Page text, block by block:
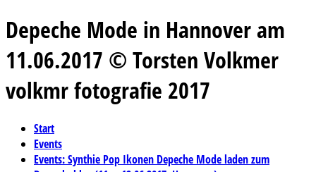
Depeche Mode in Hannover am
11.06.2017 © Torsten Volkmer
volkmr fotografie 2017
Start
Events
Events: Synthie Pop Ikonen Depeche Mode laden zum